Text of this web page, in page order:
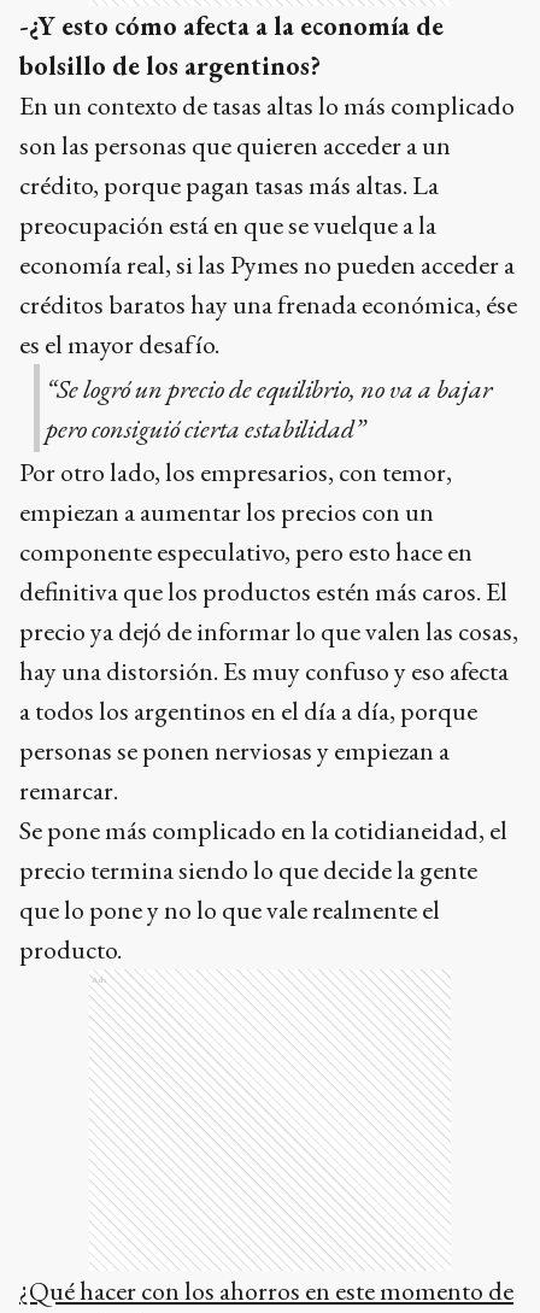
-¿Y esto cómo afecta a la economía de
bolsillo de los argentinos?
En un contexto de tasas altas lo más complicado
son las personas que quieren acceder a un
crédito, porque pagan tasas más altas. La
preocupación está en que se vuelque a la
economía real, si las Pymes no pueden acceder a
créditos baratos hay una frenada económica, ése
es el mayor desafío.
“Se logró un precio de equilibrio, no va a bajar
pero consiguió cierta estabilidad”
Por otro lado, los empresarios, con temor,
empiezan a aumentar los precios con un
componente especulativo, pero esto hace en
definitiva que los productos estén más caros. El
precio ya dejó de informar lo que valen las cosas,
hay una distorsión. Es muy confuso y eso afecta
a todos los argentinos en el día a día, porque
personas se ponen nerviosas y empiezan a
remarcar.
Se pone más complicado en la cotidianeidad, el
precio termina siendo lo que decide la gente
que lo pone y no lo que vale realmente el
producto.
Ads
¿Qué hacer con los ahorros en este momento de